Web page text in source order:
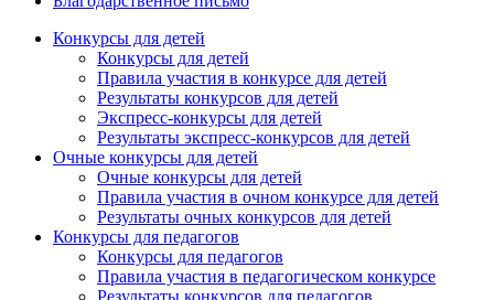
Конкурсы для детей
Конкурсы для детей
Правила участия в конкурсе для детей
Результаты конкурсов для детей
Экспресс-конкурсы для детей
Результаты экспресс-конкурсов для детей
Очные конкурсы для детей
Очные конкурсы для детей
Правила участия в очном конкурсе для детей
Результаты очных конкурсов для детей
Конкурсы для педагогов
Конкурсы для педагогов
Правила участия в педагогическом конкурсе
Результаты конкурсов для педагогов